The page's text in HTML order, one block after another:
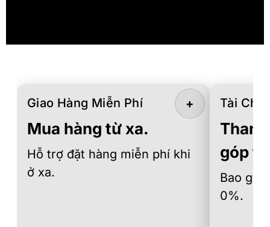
Giao Hàng Miễn Phí
Mua hàng từ xa.
Hỗ trợ đặt hàng miễn phí khi
ở xa.
+ Tài
góp
Bao
0%.